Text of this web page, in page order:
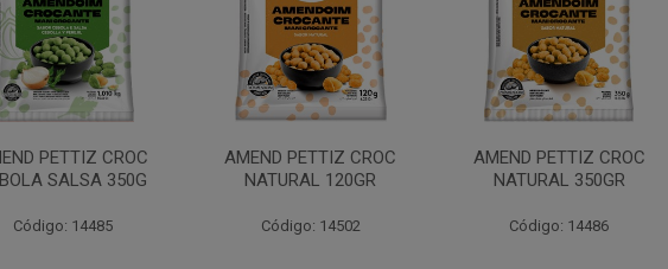
PETTIZ CROC
SALSA 350G
Código: 14485
AMEND PETTIZ CROC
NATURAL 120GR
Código: 14502
AMEND PETTIZ CROC
NATURAL 350GR
Código: 14486